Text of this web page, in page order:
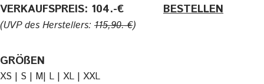
VERKAUFSPREIS: 104.-€ BESTELLEN
(UVP des Herstellers: 115,90.-€)
GRÖßEN
XS | S | M| L | XL | XXL